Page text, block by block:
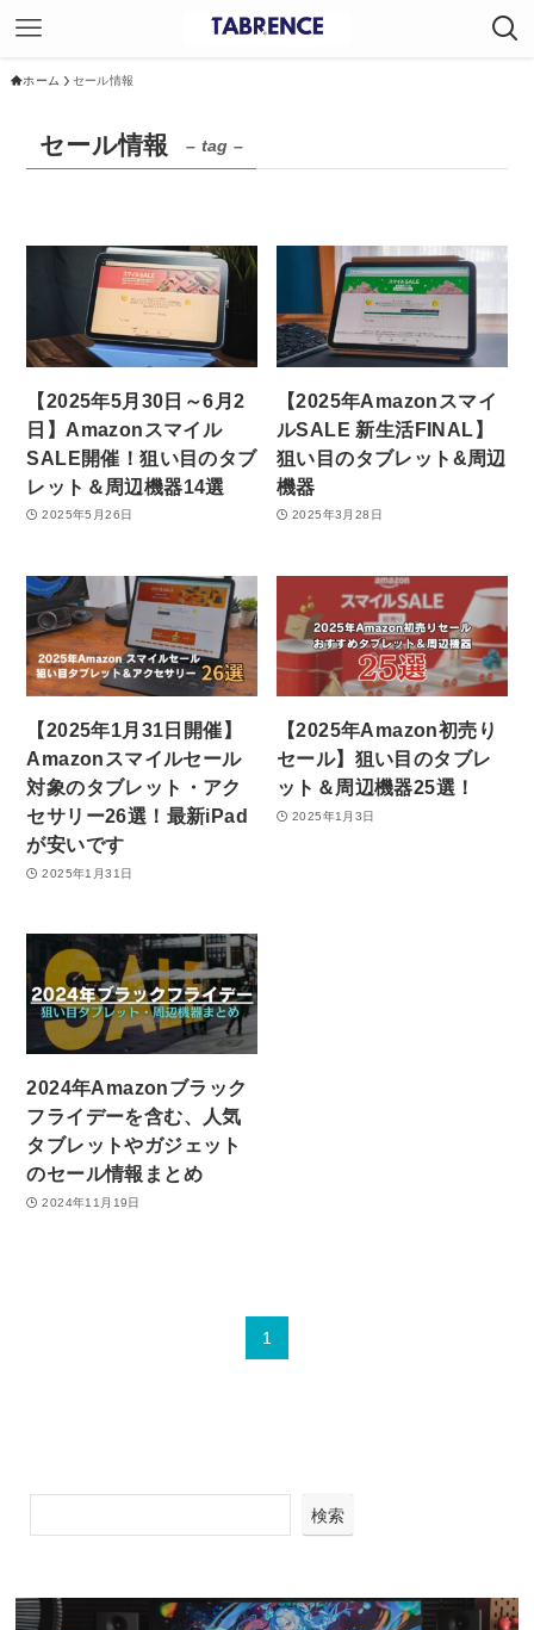
ホーム セール情報
セール情報 – tag –
【2025年5月30日～6月2
日】Amazonスマイル
SALE開催！狙い目のタブ
レット＆周辺機器14選
2025年5月26日
【2025年Amazonスマイ
ルSALE 新生活FINAL】
狙い目のタブレット&周辺
機器
2025年3月28日
【2025年1月31日開催】
Amazonスマイルセール
対象のタブレット・アク
セサリー26選！最新iPad
が安いです
2025年1月31日
【2025年Amazon初売り
セール】狙い目のタブレ
ット＆周辺機器25選！
2025年1月3日
2024年Amazonブラック
フライデーを含む、人気
タブレットやガジェット
のセール情報まとめ
2024年11月19日
1
検索